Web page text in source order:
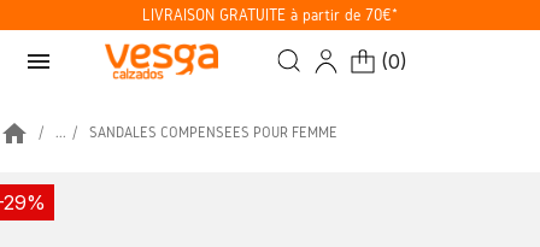
LIVRAISON GRATUITE à partir de 70€*
menu (0)
home ... SANDALES COMPENSÉES POUR FEMME